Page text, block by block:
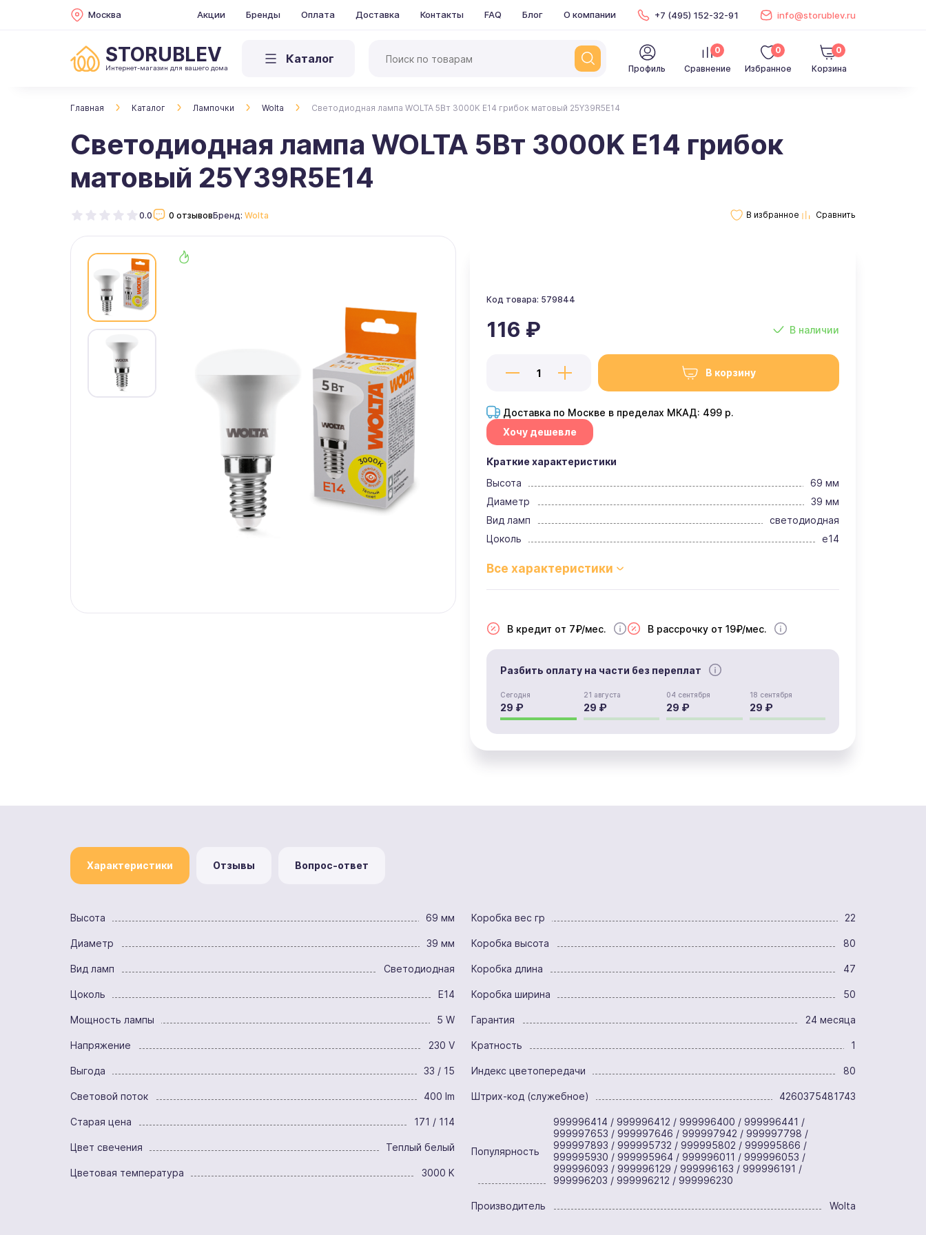
Москва Акции Бренды Оплата Доставка Контакты FAQ Блог О компании +7 (495) 152-32-91 info@storublev.ru
STORUBLEV
Интернет-магазин для вашего дома
Каталог
Профиль Сравнение
0
Избранное
0
Корзина
0
Главная Каталог Лампочки Wolta Светодиодная лампа WOLTA 5Вт 3000K E14 грибок матовый 25Y39R5E14
Светодиодная лампа WOLTA 5Вт 3000K E14 грибок
матовый 25Y39R5E14
0.0 0 отзывовБренд: Wolta
Код товара: 579844
В наличии
116 ₽
В корзину
Доставка по Москве в пределах МКАД: 499 р.
Хочу дешевле
Краткие характеристики
Высота
69 мм
Диаметр
39 мм
Вид ламп
светодиодная
Цоколь
e14
В кредит от 7₽/мес. В рассрочку от 19₽/мес.
Разбить оплату на части без переплат
Сегодня
29 ₽
21 августа
29 ₽
04 сентября
29 ₽
18 сентября
29 ₽
Характеристики Отзывы Вопрос-ответ
Высота 69 мм
Диаметр 39 мм
Вид ламп Светодиодная
Цоколь E14
Мощность лампы 5 W
Напряжение 230 V
Выгода 33 / 15
Световой поток 400 lm
Старая цена 171 / 114
Цвет свечения Теплый белый
Цветовая температура 3000 K
Коробка вес гр 22
Коробка высота 80
Коробка длина 47
Коробка ширина 50
Гарантия 24 месяца
Кратность 1
Индекс цветопередачи 80
Штрих-код (служебное) 4260375481743
Популярность
999996414 / 999996412 / 999996400 / 999996441 /
999997653 / 999997646 / 999997942 / 999997798 /
999997893 / 999995732 / 999995802 / 999995866 /
999995930 / 999995964 / 999996011 / 999996053 /
999996093 / 999996129 / 999996163 / 999996191 /
999996203 / 999996212 / 999996230
Производитель Wolta